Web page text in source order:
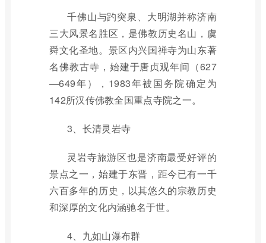
千佛山与趵突泉、大明湖并称济南
三大风景名胜区，是佛教历史名山，虞
舜文化圣地。景区内兴国禅寺为山东著
名佛教古寺，始建于唐贞观年间（627
—649年），1983年被国务院确定为
142所汉传佛教全国重点寺院之一。
3、长清灵岩寺
灵岩寺旅游区也是济南最受好评的
景点之一，始建于东晋，距今已有一千
六百多年的历史，以其悠久的宗教历史
和深厚的文化内涵驰名于世。
4、九如山瀑布群